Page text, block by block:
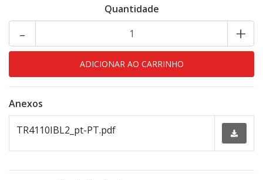
Quantidade
+
-
Anexos
TR4110IBL2_pt-PT.pdf